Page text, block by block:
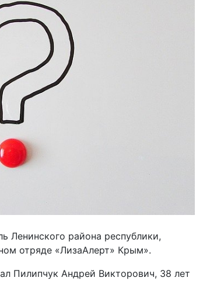
Ленинского района республики,
отряде «ЛизаАлерт» Крым».
Пилипчук Андрей Викторович, 38 лет